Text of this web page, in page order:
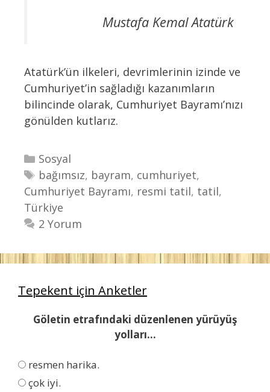
Mustafa Kemal Atatürk
Atatürk’ün ilkeleri, devrimlerinin izinde ve
Cumhuriyet’in sağladığı kazanımların
bilincinde olarak, Cumhuriyet Bayramı’nızı
gönülden kutlarız.
K
a
t
e
g
r
l
r
Sosyal
E
t
i
k
t
e
bağımsız, bayram, cumhuriyet,
Cumhuriyet Bayramı, resmi tatil, tatil,
Türkiye
2 Yorum
Tepekent için Anketler
Göletin etrafındaki düzenlenen yürüyüş
yolları...
resmen harika.
çok iyi.